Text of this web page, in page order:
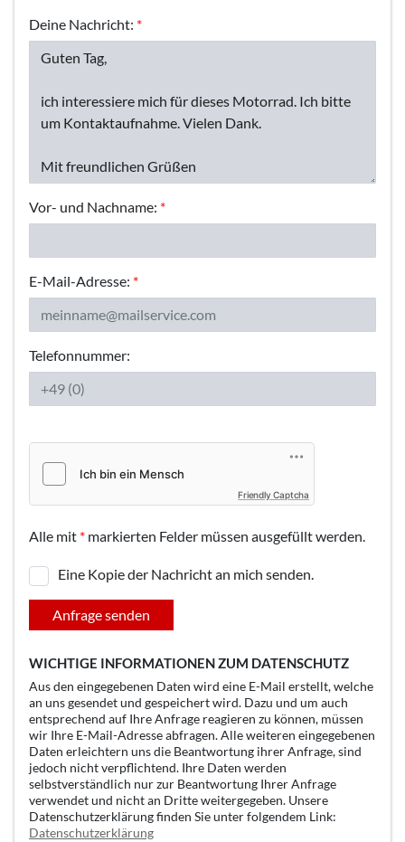
Deine Nachricht: *
Vor- und Nachname: *
E-Mail-Adresse: *
Telefonnummer:
Friendly Captcha
Alle mit * markierten Felder müssen ausgefüllt werden.
Eine Kopie der Nachricht an mich senden.
Anfrage senden
WICHTIGE INFORMATIONEN ZUM DATENSCHUTZ
Aus den eingegebenen Daten wird eine E-Mail erstellt, welche
an uns gesendet und gespeichert wird. Dazu und um auch
entsprechend auf Ihre Anfrage reagieren zu können, müssen
wir Ihre E-Mail-Adresse abfragen. Alle weiteren eingegebenen
Daten erleichtern uns die Beantwortung ihrer Anfrage, sind
jedoch nicht verpflichtend. Ihre Daten werden
selbstverständlich nur zur Beantwortung Ihrer Anfrage
verwendet und nicht an Dritte weitergegeben. Unsere
Datenschutzerklärung finden Sie unter folgendem Link:
Datenschutzerklärung